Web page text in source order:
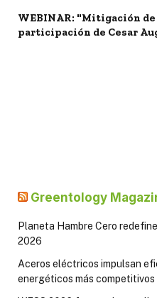
WEBINAR: "Mitigación
participación de Cesar
Greentology
Planeta Hambre Cero
2026
Aceros eléctricos impulsan
energéticos más competitivos